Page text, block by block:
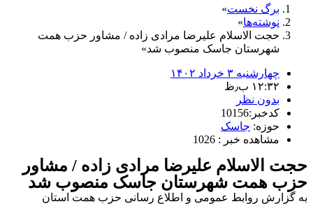
برگ نخست
نوشته‌ها
حجت الاسلام علیرضا مرادی زاده / مشاور حزب همت
شهرستان جاسک منصوب شد
چهارشنبه ۳ خرداد ۱۴۰۲
۱۲:۳۲ ب٫ظ
بدون نظر
کدخبر:10156
حوزه: جاسک
مشاهده خبر : 1026
حجت الاسلام علیرضا مرادی زاده / مشاور
حزب همت شهرستان جاسک منصوب شد
به گزارش روابط عمومی و اطلاع رسانی حزب همت استان